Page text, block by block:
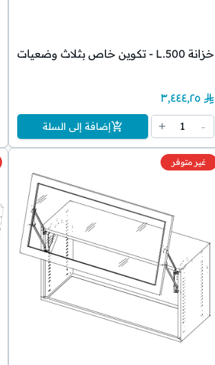
خزانة L.500 - تكوين خاص بثلاث وضعيات
٣٬٤٤٤٫٢٥
-
1
+ إضافة إلى السلة
غير متوفر